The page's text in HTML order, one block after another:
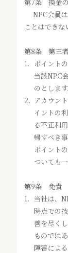
第7条 換金の
NPC会員
ことはできな
第8条 第三
1． ポイント
当該NPC
のとします
2． アカウン
イントの
る不正利
帰すべき
ポイント
ついても
第9条 免責
1． 当社は、
時点での
善を尽く
ものでは
障害によ